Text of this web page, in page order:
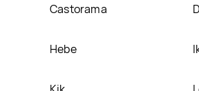
Castorama
Hebe